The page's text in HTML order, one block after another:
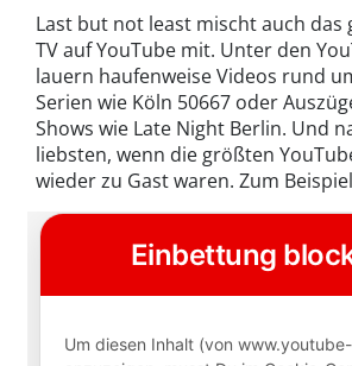
Last but not least mischt auch das
TV auf YouTube mit. Unter den
lauern haufenweise Videos rund
Serien wie Köln 50667 oder
Shows wie Late Night Berlin. Und
liebsten, wenn die größten
wieder zu Gast waren. Zum